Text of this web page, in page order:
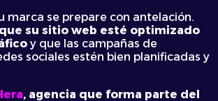
marca se prepare con antelación.
su sitio web esté optimizado
y que las campañas de
sociales estén bien planificadas y
, agencia que forma parte del